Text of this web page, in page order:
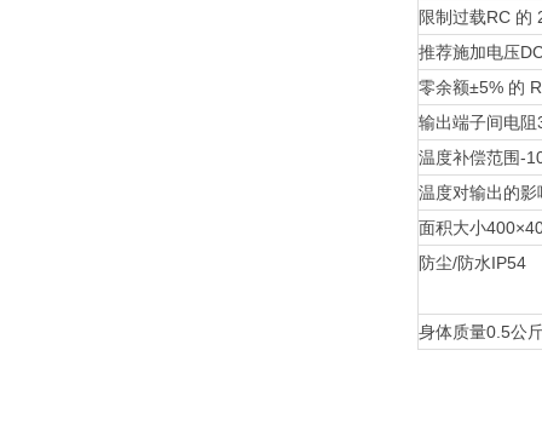
限制过载RC 的
推荐施加电压
零余额±5% 的
输出端子间电阻
温度补偿范围-
温度对输出的
面积大小
防尘/防水IP54
身体质量0.5公